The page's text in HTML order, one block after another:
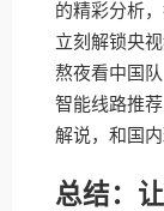
的精彩分析
立刻解锁央
熬夜看中国
智能线路推
解说，和国
总结：